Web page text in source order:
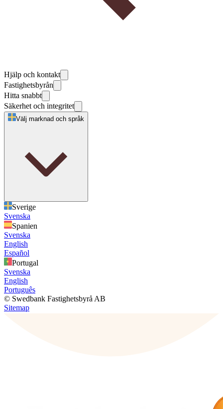
Hjälp och kontakt
Fastighetsbyrån
Hitta snabbt
Säkerhet och integritet
Välj marknad och språk
Sverige
Svenska
Spanien
Svenska
English
Español
Portugal
Svenska
English
Português
© Swedbank Fastighetsbyrå AB
Sitemap